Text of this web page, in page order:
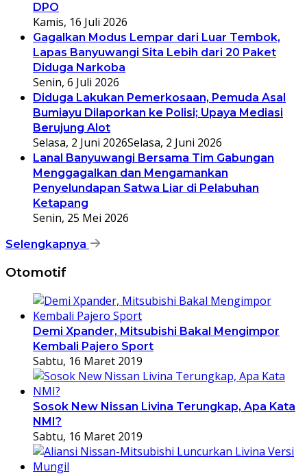
DPO
Kamis, 16 Juli 2026
Gagalkan Modus Lempar dari Luar Tembok,
Lapas Banyuwangi Sita Lebih dari 20 Paket
Diduga Narkoba
Senin, 6 Juli 2026
Diduga Lakukan Pemerkosaan, Pemuda Asal
Bumiayu Dilaporkan ke Polisi; Upaya Mediasi
Berujung Alot
Selasa, 2 Juni 2026Selasa, 2 Juni 2026
Lanal Banyuwangi Bersama Tim Gabungan
Menggagalkan dan Mengamankan
Penyelundapan Satwa Liar di Pelabuhan
Ketapang
Senin, 25 Mei 2026
Selengkapnya
Otomotif
Demi Xpander, Mitsubishi Bakal Mengimpor
Kembali Pajero Sport
Sabtu, 16 Maret 2019
Sosok New Nissan Livina Terungkap, Apa Kata
NMI?
Sabtu, 16 Maret 2019